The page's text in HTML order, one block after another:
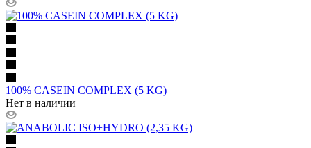
100% CASEIN COMPLEX (5 KG)
Нет в наличии